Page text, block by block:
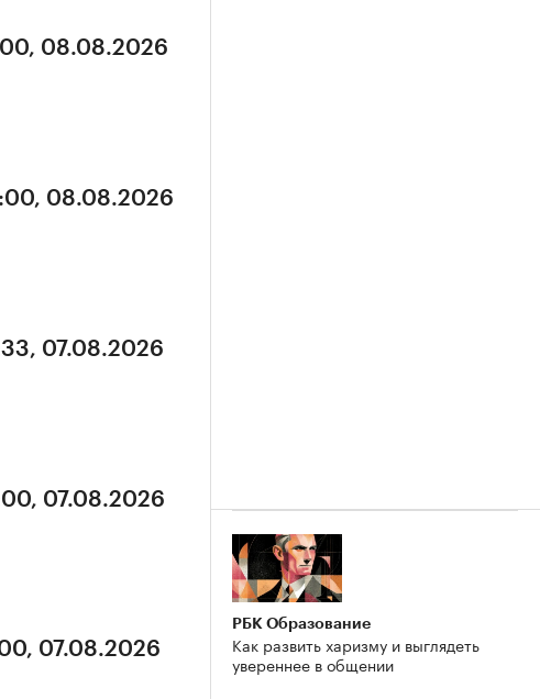
08.08.2026
08.08.2026
07.08.2026
07.08.2026
07.08.2026
РБК Образование
Как развить харизму и выглядеть
увереннее в общении